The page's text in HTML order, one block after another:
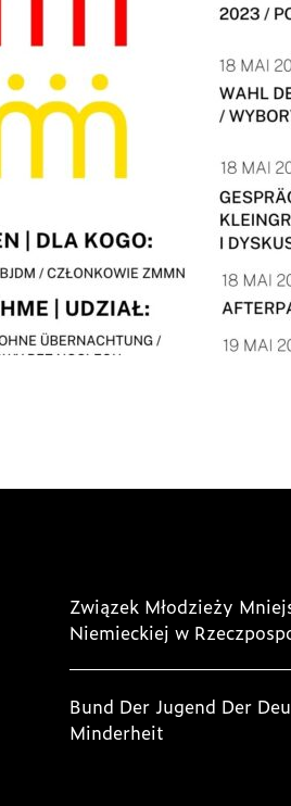
Związek Młodzieży
Niemieckiej w
Bund Der Jugend Der
Minderheit